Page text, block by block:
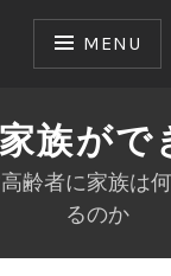
MENU
族がで
齢者に家族は
るのか